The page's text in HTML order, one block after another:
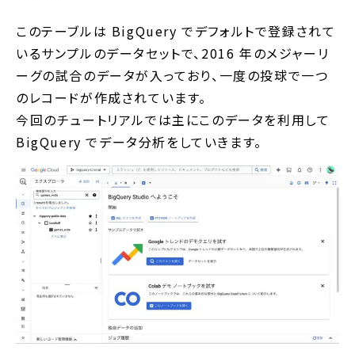
このテーブルは BigQuery でデフォルトで登録されて
いるサンプルのデータセットで、2016 年のメジャーリ
ーグの試合のデータが入っており、一度の投球で一つ
のレコードが作成されています。
今回のチュートリアルでは主にこのデータを利用して
BigQuery でデータ分析をしていきます。